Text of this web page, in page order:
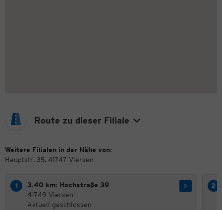
Route zu dieser Filiale
Weitere Filialen in der Nähe von:
Hauptstr. 35, 41747 Viersen
3.40 km: Hochstraße 39
41749 Viersen
Aktuell geschlossen